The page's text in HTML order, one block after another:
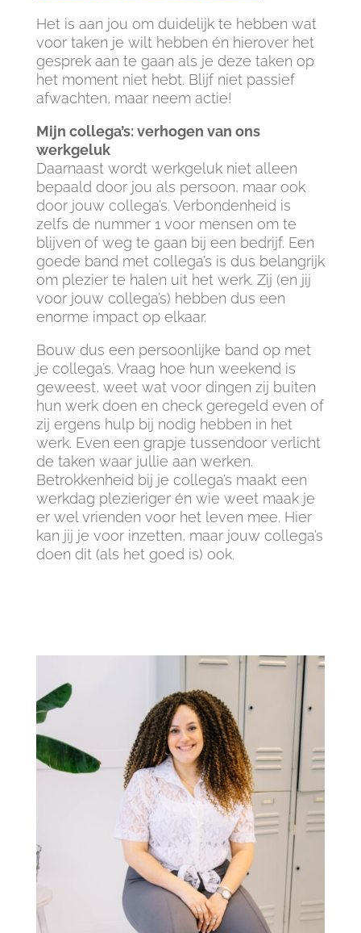
Het is aan jou om duidelijk te hebben wat
voor taken je wilt hebben én hierover het
gesprek aan te gaan als je deze taken op
het moment niet hebt. Blijf niet passief
afwachten, maar neem actie!
Mijn collega’s: verhogen van ons
werkgeluk
Daarnaast wordt werkgeluk niet alleen
bepaald door jou als persoon, maar ook
door jouw collega’s. Verbondenheid is
zelfs de nummer 1 voor mensen om te
blijven of weg te gaan bij een bedrijf. Een
goede band met collega’s is dus belangrijk
om plezier te halen uit het werk. Zij (en jij
voor jouw collega’s) hebben dus een
enorme impact op elkaar.
Bouw dus een persoonlijke band op met
je collega’s. Vraag hoe hun weekend is
geweest, weet wat voor dingen zij buiten
hun werk doen en check geregeld even of
zij ergens hulp bij nodig hebben in het
werk. Even een grapje tussendoor verlicht
de taken waar jullie aan werken.
Betrokkenheid bij je collega’s maakt een
werkdag plezieriger én wie weet maak je
er wel vrienden voor het leven mee. Hier
kan jij je voor inzetten, maar jouw collega’s
doen dit (als het goed is) ook.